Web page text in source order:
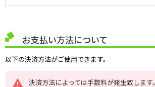
お支払い方法について
以下の決済方法がご使用できます。
決済方法によっては手数料が発生致します。